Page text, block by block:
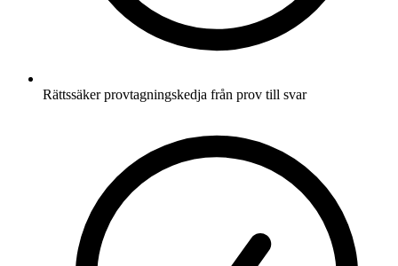
Rättssäker provtagningskedja från prov till svar